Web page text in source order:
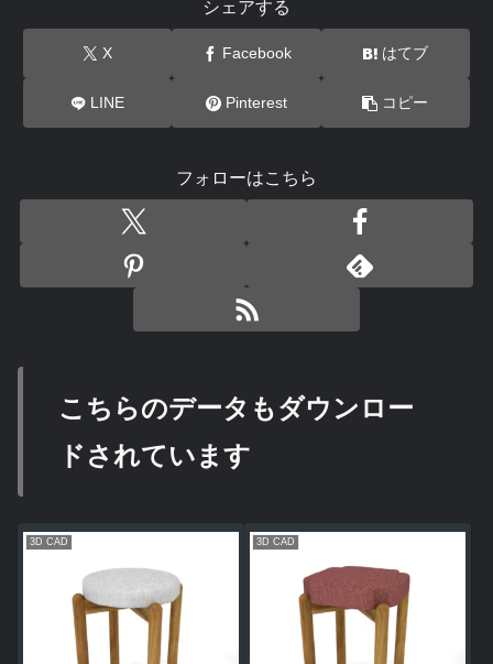
シェアする
X Facebook はてブ
LINE Pinterest コピー
フォローはこちら
こちらのデータもダウンロー
ドされています
3D CAD 3D CAD